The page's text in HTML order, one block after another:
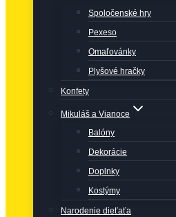
Spoločenské hry
Pexeso
Omaľovánky
Plyšové hračky
Konfety
Mikuláš a Vianoce
Balóny
Dekorácie
Doplnky
Kostýmy
Narodenie dieťaťa